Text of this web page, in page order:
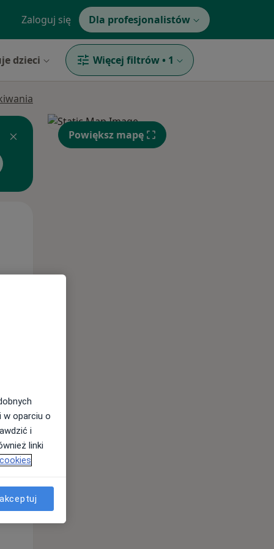
Zaloguj się Dla profesjonalistów
dzieci Więcej filtrów • 1
Pon,
10 Sie
Powiększ mapę
w oparciu o
i
linki